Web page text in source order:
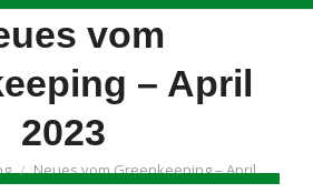
vom
– April
2023
Neues vom Greenkeeping – April…